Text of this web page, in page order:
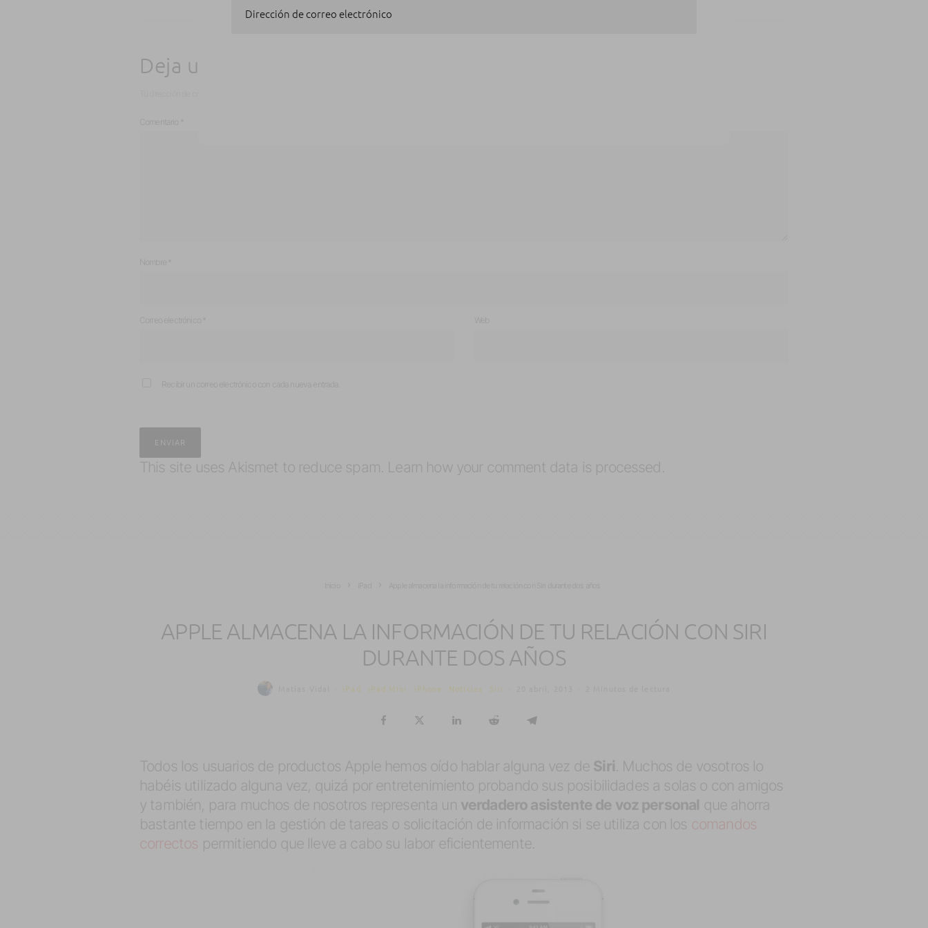
Deja una respuesta
Comentario
Nombre
Correo electrónico Web
Recibir un correo electrónico con cada nueva entrada.
This site uses Akismet to reduce spam. Learn how your comment data is processed.
iPad Apple almacena la información de tu relación con Siri durante dos años
APPLE ALMACENA LA INFORMACIÓN DE TU RELACIÓN CON SIRI
DURANTE DOS AÑOS
iPad iPad Mini iPhone Noticias Siri
Todos los usuarios de productos Apple hemos oído hablar alguna vez de Siri. Muchos de vosotros lo
habéis utilizado alguna vez, quizá por entretenimiento probando sus posibilidades a solas o con amigos
y también, para muchos de nosotros representa un verdadero asistente de voz personal que ahorra
bastante tiempo en la gestión de tareas o solicitación de información si se utiliza con los comandos
correctos permitiendo que lleve a cabo su labor eficientemente.